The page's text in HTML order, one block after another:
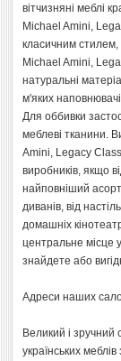
вітчизняні меблі
Michael Amini,
класичним стилем,
Michael Amini,
натуральні
м'яких
Для оббивки
меблеві тканини.
Amini, Legacy
виробників, якщо
найповніший
диванів, від
домашніх
центральне місце
знайдете або
Адреси наших
Великий і
українських